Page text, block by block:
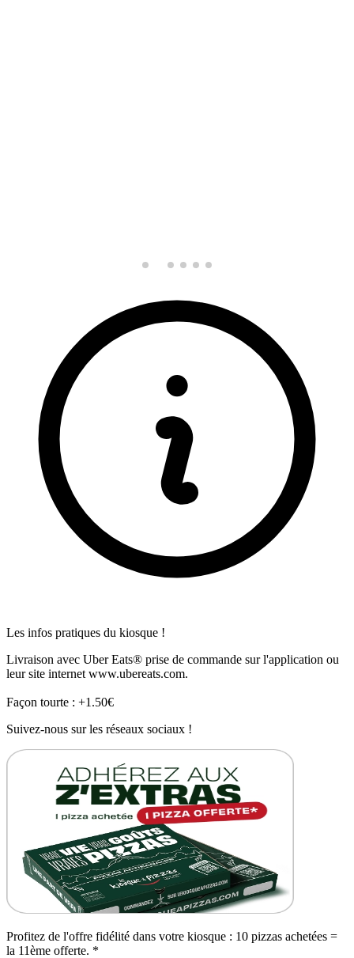
Les infos pratiques du kiosque !
Livraison avec Uber Eats® prise de commande sur l'application ou
leur site internet www.ubereats.com.
Façon tourte : +1.50€
Suivez-nous sur les réseaux sociaux !
Profitez de l'offre fidélité dans votre kiosque : 10 pizzas achetées =
la 11ème offerte. *